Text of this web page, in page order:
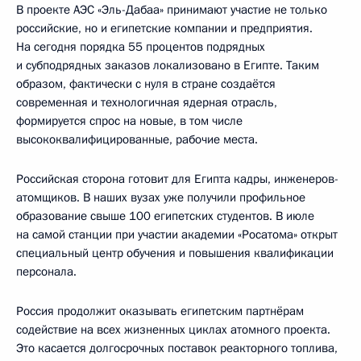
В проекте АЭС «Эль-Дабаа» принимают участие не только
российские, но и египетские компании и предприятия.
На сегодня порядка 55 процентов подрядных
и субподрядных заказов локализовано в Египте. Таким
образом, фактически с нуля в стране создаётся
современная и технологичная ядерная отрасль,
формируется спрос на новые, в том числе
высококвалифицированные, рабочие места.
Российская сторона готовит для Египта кадры, инженеров-
атомщиков. В наших вузах уже получили профильное
образование свыше 100 египетских студентов. В июле
на самой станции при участии академии «Росатома» открыт
специальный центр обучения и повышения квалификации
персонала.
Россия продолжит оказывать египетским партнёрам
содействие на всех жизненных циклах атомного проекта.
Это касается долгосрочных поставок реакторного топлива,